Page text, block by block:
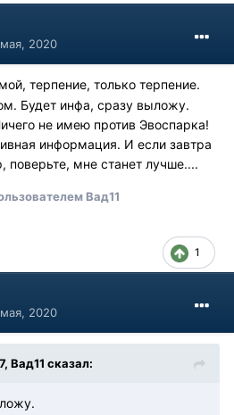
2020
терпение, только терпение.
Будет инфа, сразу выложу.
не имею против Эвоспарка!
информация. И если завтра
поверьте, мне станет лучше....
Вад11
1
2020
Вад11 сказал: